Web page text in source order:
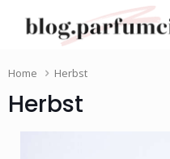
Home Herbst
Herbst